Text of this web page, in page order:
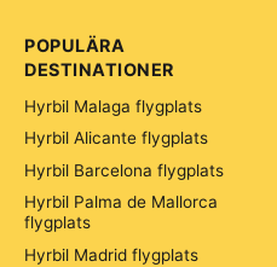
POPULÄRA
DESTINATIONER
Hyrbil Malaga flygplats
Hyrbil Alicante flygplats
Hyrbil Barcelona flygplats
Hyrbil Palma de Mallorca
flygplats
Hyrbil Madrid flygplats